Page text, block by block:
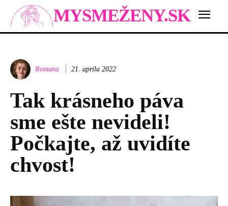
MYSMEŽENY.SK
Romana 21. apríla 2022
Tak krásneho páva
sme ešte nevideli!
Počkajte, až uvidíte
chvost!